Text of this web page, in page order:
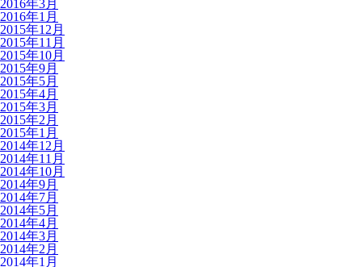
2016年3月
2016年1月
2015年12月
2015年11月
2015年10月
2015年9月
2015年5月
2015年4月
2015年3月
2015年2月
2015年1月
2014年12月
2014年11月
2014年10月
2014年9月
2014年7月
2014年5月
2014年4月
2014年3月
2014年2月
2014年1月